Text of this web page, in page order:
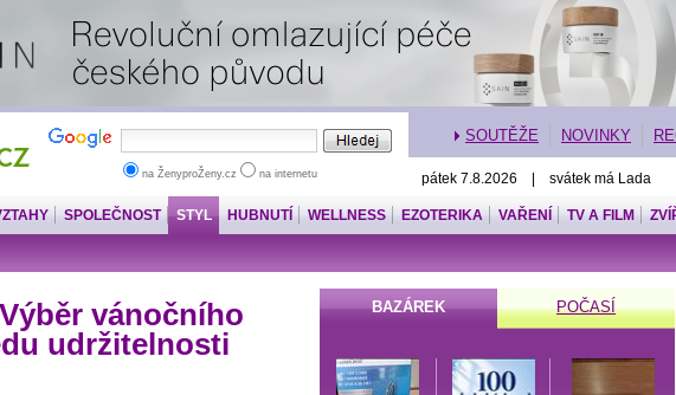
na ŽenyproŽeny.cz na internetu
SOUTĚŽE NOVINKY
pátek 7.8.2026 | svátek má Lada
SPOLEČNOST STYL HUBNUTÍ WELLNESS EZOTERIKA VAŘENÍ TV A FILM
vánočního
udržitelnosti
BAZÁREK POČASÍ